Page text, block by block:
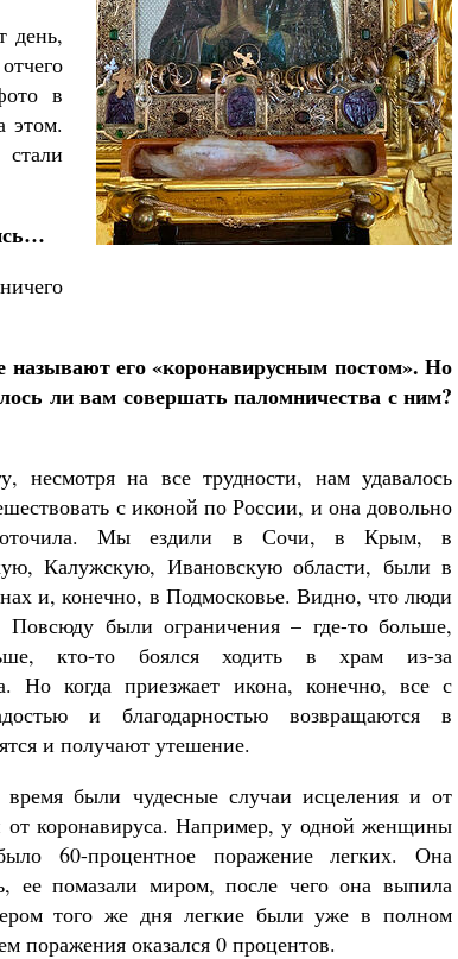
день,
в
этом.
его «коронавирусным постом». Но
ли вам совершать паломничества с ним?
несмотря на все трудности, нам удавалось
с иконой по России, и она довольно
Мы ездили в Сочи, в Крым, в
Калужскую, Ивановскую области, были в
и, конечно, в Подмосковье. Видно, что люди
Повсюду были ограничения – где-то больше,
кто-то боялся ходить в храм из-за
Но когда приезжает икона, конечно, все с
и благодарностью возвращаются в
и получают утешение.
время были чудесные случаи исцеления и от
от коронавируса. Например, у одной женщины
60-процентное поражение легких. Она
ее помазали миром, после чего она выпила
того же дня легкие были уже в полном
поражения оказался 0 процентов.